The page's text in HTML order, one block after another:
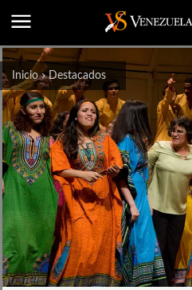
Inicio Destacados